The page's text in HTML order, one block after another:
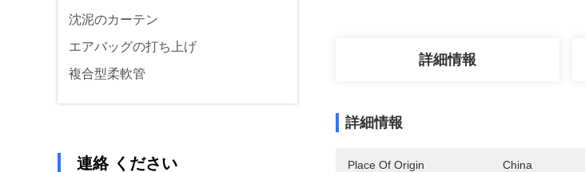
沈泥のカーテン
エアバッグの打ち上げ
複合型柔軟管
連絡 ください
詳細情報
詳細情報
Place Of Origin China